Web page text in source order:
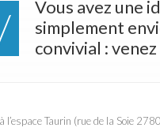
Vous avez une
simplement
convivial :
l’espace Taurin (rue de la Soie